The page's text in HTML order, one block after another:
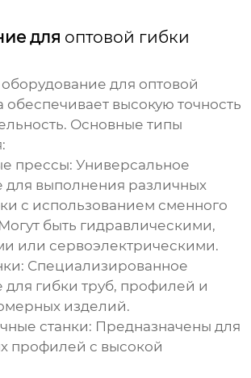
для оптовой гибки
для оптовой
обеспечивает высокую точность
Основные типы
прессы: Универсальное
для выполнения различных
с использованием сменного
быть гидравлическими,
или сервоэлектрическими.
Специализированное
для гибки труб, профилей и
изделий.
станки: Предназначены для
профилей с высокой